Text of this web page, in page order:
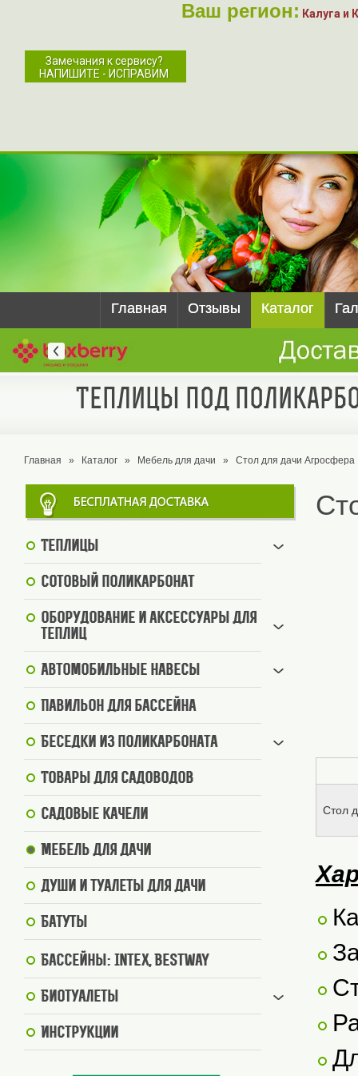
Ваш регион: Калуга и
Замечания к сервису?
НАПИШИТЕ - ИСПРАВИМ
Главная Отзывы Каталог
Теплицы под
Главная » Каталог » Мебель для дачи » Стол для дачи Агросфера
Теплицы
Сотовый поликарбонат
Оборудование и аксессуары для
теплиц
Автомобильные навесы
Павильон для бассейна
Беседки из поликарбоната
Товары для садоводов
Садовые качели
Мебель для дачи
Души и туалеты для дачи
Батуты
Бассейны: Intex, BestWay
Биотуалеты
Инструкции
Стол